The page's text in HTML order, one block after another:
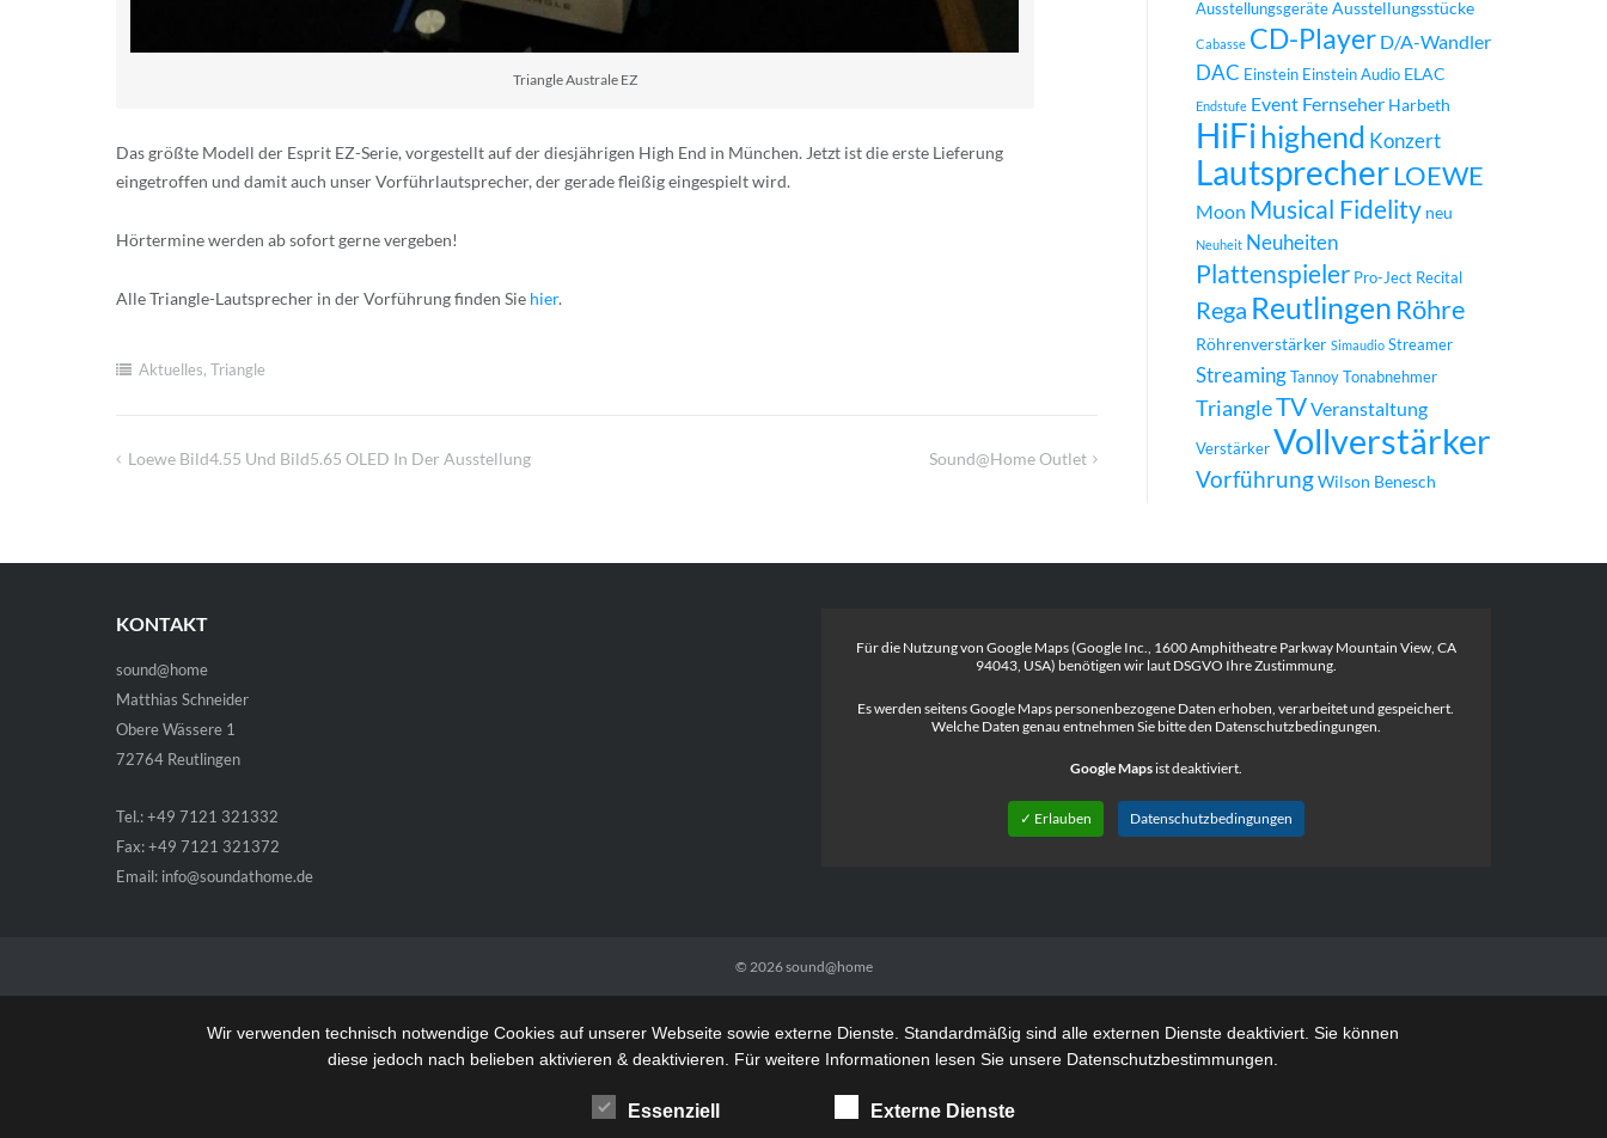
Triangle Australe EZ
Das größte Modell der Esprit EZ-Serie, vorgestellt auf der diesjährigen High End in München. Jetzt ist die erste Lieferung
eingetroffen und damit auch unser Vorführlautsprecher, der gerade fleißig eingespielt wird.
Hörtermine werden ab sofort gerne vergeben!
Alle Triangle-Lautsprecher in der Vorführung finden Sie hier.
Aktuelles, Triangle
Beitragsnavigation
Loewe Bild4.55 Und Bild5.65 OLED In Der Ausstellung Sound@home Outlet
Ausstellungsgeräte Ausstellungsstücke
Cabasse CD-Player D/A-Wandler
DAC Einstein Einstein Audio ELAC
Endstufe Event Fernseher Harbeth
HiFihighend Konzert
LautsprecherLOEWE
Moon Musical Fidelity neu
Neuheit Neuheiten
Plattenspieler Pro-Ject Recital
Rega Reutlingen Röhre
Röhrenverstärker Simaudio Streamer
Streaming Tannoy Tonabnehmer
TriangleTVVeranstaltung
Verstärker Vollverstärker
VorführungWilson Benesch
KONTAKT
sound@home
Matthias Schneider
Obere Wässere 1
72764 Reutlingen
Tel.: +49 7121 321332
Fax: +49 7121 321372
Email: info@soundathome.de
Für die Nutzung von Google Maps (Google Inc., 1600 Amphitheatre Parkway Mountain View, CA
94043, USA) benötigen wir laut DSGVO Ihre Zustimmung.
Es werden seitens Google Maps personenbezogene Daten erhoben, verarbeitet und gespeichert.
Welche Daten genau entnehmen Sie bitte den Datenschutzbedingungen.
Google Mapsist deaktiviert.
✓ Erlauben Datenschutzbedingungen
© 2026sound@home
Wir verwenden technisch notwendige Cookies auf unserer Webseite sowie externe Dienste. Standardmäßig sind alle externen Dienste deaktiviert. Sie können
diese jedoch nach belieben aktivieren & deaktivieren. Für weitere Informationen lesen Sie unsere Datenschutzbestimmungen.
Essenziell Externe Dienste